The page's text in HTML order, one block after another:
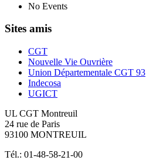
No Events
Sites amis
CGT
Nouvelle Vie Ouvrière
Union Départementale CGT 93
Indecosa
UGICT
UL CGT Montreuil
24 rue de Paris
93100 MONTREUIL
Tél.: 01-48-58-21-00